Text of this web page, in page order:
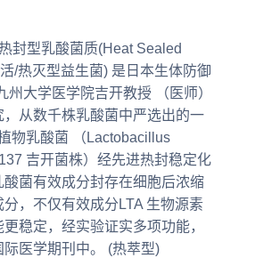
封型乳酸菌质(Heat Sealed
/热灭型益生菌) 是日本生体防御
州大学医学院吉开教授 （医师）
，从数千株乳酸菌中严选出的一
物乳酸菌 （Lactobacillus
吉开菌株）经先进热封稳定化
酸菌有效成分封存在细胞后浓缩
，不仅有效成分LTA 生物源素
稳定，经实验证实多项功能，
际医学期刊中。 (热萃型)